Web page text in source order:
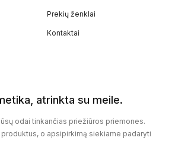
Prekių ženklai
Kontaktai
atrinkta su meile.
odai tinkančias priežiūros priemones.
o apsipirkimą siekiame padaryti